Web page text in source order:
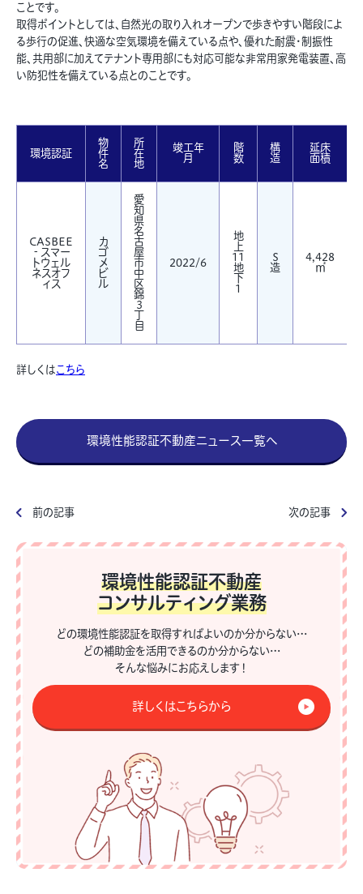
ことです。
取得ポイントとしては、自然光の取り入れオープンで歩きやすい階段によ
る歩行の促進、快適な空気環境を備えている点や、優れた耐震・制振性
能、共用部に加えてテナント専用部にも対応可能な非常用家発電装置、高
い防犯性を備えている点とのことです。
環境認証
物
件
名
所
在
地
竣工年
月
階
数
構
造
延床
面積
CASBEE
‐スマー
トウェル
ネスオフ
ィス
カ
ゴ
メ
ビ
ル
愛
知
県
名
古
屋
市
中
区
錦
3
丁
目
2022/6
地
上
11
地
下
1
S
造
4,428
㎡
詳しくはこちら
環境性能認証不動産ニュース一覧へ
前の記事 次の記事
環境性能認証不動産
コンサルティング業務
どの環境性能認証を取得すればよいのか分からない…
どの補助金を活用できるのか分からない…
そんな悩みにお応えします！
詳しくはこちらから